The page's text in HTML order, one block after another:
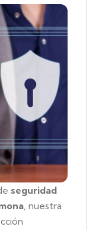
seguridad
, nuestra